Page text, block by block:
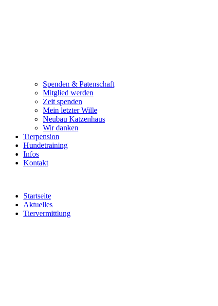
Spenden & Patenschaft
Mitglied werden
Zeit spenden
Mein letzter Wille
Neubau Katzenhaus
Wir danken
Tierpension
Hundetraining
Infos
Kontakt
Startseite
Aktuelles
Tiervermittlung